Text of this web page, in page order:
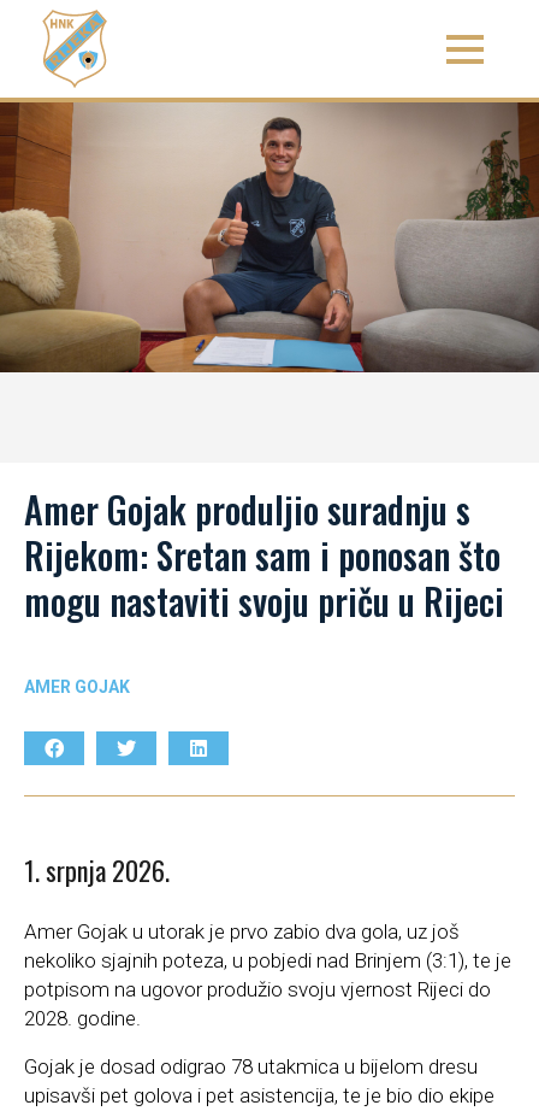
Amer Gojak produljio suradnju s
Rijekom: Sretan sam i ponosan što
mogu nastaviti svoju priču u Rijeci
AMER GOJAK
1. srpnja 2026.
Amer Gojak u utorak je prvo zabio dva gola, uz još
nekoliko sjajnih poteza, u pobjedi nad Brinjem (3:1), te je
potpisom na ugovor produžio svoju vjernost Rijeci do
2028. godine.
Gojak je dosad odigrao 78 utakmica u bijelom dresu
upisavši pet golova i pet asistencija, te je bio dio ekipe